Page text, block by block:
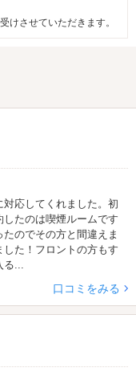
けさせていただきます。
応してくれました。初
たのは喫煙ルームです
のでその方と間違えま
た！フロントの方もす
る...
口コミをみる